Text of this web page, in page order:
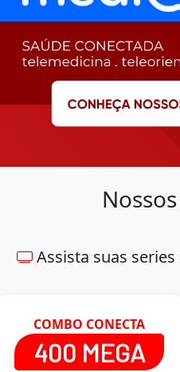
Assista suas
COMBO CONECTA
400 MEGA